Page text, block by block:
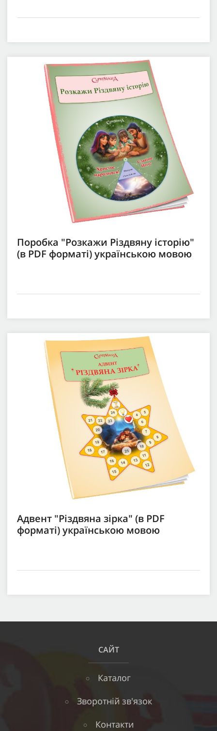
Поробка "Розкажи Різдвяну історію"
(в PDF форматі) українською мовою
Адвент "Різдвяна зірка" (в PDF
форматі) українською мовою
САЙТ
Каталог
Зворотній зв'язок
Контакти